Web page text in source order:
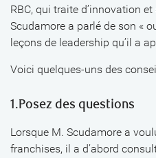
RBC, qui traite d’innovation
Scudamore a parlé de son «
leçons de leadership qu’il a
Voici quelques-uns des
1.Posez des questions
Lorsque M. Scudamore a
franchises, il a d’abord